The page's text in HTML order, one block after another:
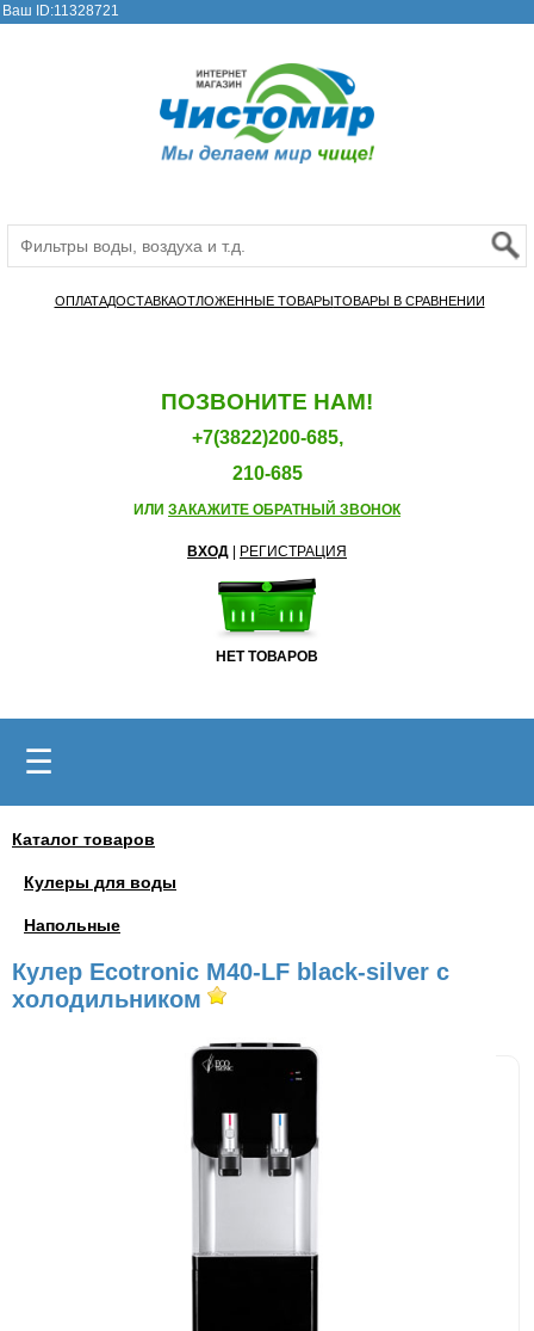
Ваш ID:11328721
ОПЛАТАДОСТАВКАОТЛОЖЕННЫЕ ТОВАРЫТОВАРЫ В СРАВНЕНИИ
ПОЗВОНИТЕ НАМ!
+7(3822)200-685,
210-685
ИЛИ ЗАКАЖИТЕ ОБРАТНЫЙ ЗВОНОК
ВХОД РЕГИСТРАЦИЯ
НЕТ ТОВАРОВ
☰
Каталог товаров
Кулеры для воды
Напольные
Кулер Ecotronic M40-LF black-silver с
холодильником